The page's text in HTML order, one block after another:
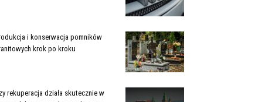
i konserwacja pomników
krok po kroku
rekuperacja działa skutecznie w